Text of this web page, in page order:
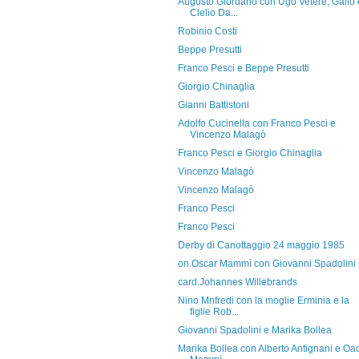
Clelio Da...
Robinio Costi
Beppe Presutti
Franco Pesci e Beppe Presutti
Giorgio Chinaglia
Gianni Battistoni
Adolfo Cucinella con Franco Pesci e
Vincenzo Malagò
Franco Pesci e Giorgio Chinaglia
Vincenzo Malagò
Vincenzo Malagò
Franco Pesci
Franco Pesci
Derby di Canottaggio 24 maggio 1985
on.Oscar Mammì con Giovanni Spadolini
card.Johannes Willebrands
Nino Mnfredi con la moglie Erminia e la
figlie Rob...
Giovanni Spadolini e Marika Bollea
Marika Bollea con Alberto Antignani e